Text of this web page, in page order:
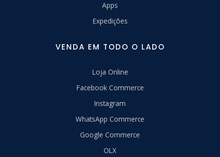
Apps
Expedições
VENDA EM TODO O LADO
Loja Online
Facebook Commerce
Instagram
WhatsApp Commerce
Google Commerce
OLX